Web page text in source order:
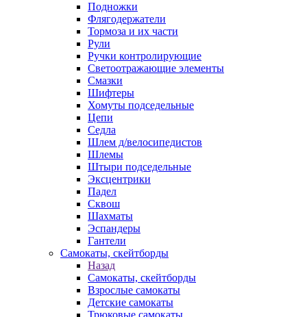
Подножки
Флягодержатели
Тормоза и их части
Рули
Ручки контролирующие
Светоотражающие элементы
Смазки
Шифтеры
Хомуты подседельные
Цепи
Седла
Шлем д/велосипедистов
Шлемы
Штыри подседельные
Эксцентрики
Падел
Сквош
Шахматы
Эспандеры
Гантели
Самокаты, скейтборды
Назад
Самокаты, скейтборды
Взрослые самокаты
Детские самокаты
Трюковые самокаты